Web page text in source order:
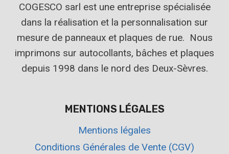
COGESCO sarl est une entreprise spécialisée
dans la réalisation et la personnalisation sur
mesure de panneaux et plaques de rue. Nous
imprimons sur autocollants, bâches et plaques
depuis 1998 dans le nord des Deux-Sèvres.
MENTIONS LÉGALES
Mentions légales
Conditions Générales de Vente (CGV)